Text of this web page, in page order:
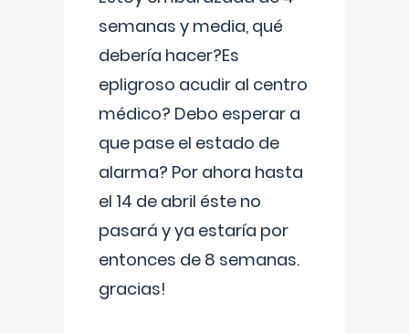
semanas y media, qué
debería hacer?Es
epligroso acudir al centro
médico? Debo esperar a
que pase el estado de
alarma? Por ahora hasta
el 14 de abril éste no
pasará y ya estaría por
entonces de 8 semanas.
gracias!